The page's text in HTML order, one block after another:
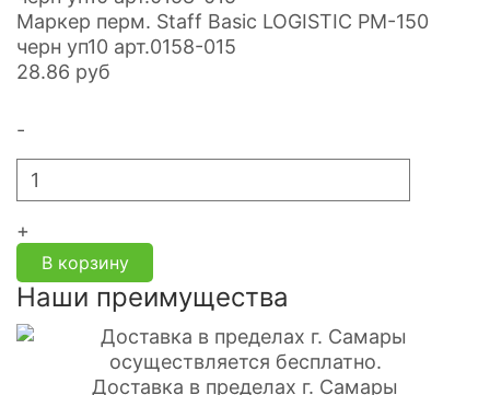
Маркер перм. Staff Basic LOGISTIC PM-150
черн уп10 арт.0158-015
28.86 руб
-
+
В корзину
Наши преимущества
Доставка в пределах г. Самары